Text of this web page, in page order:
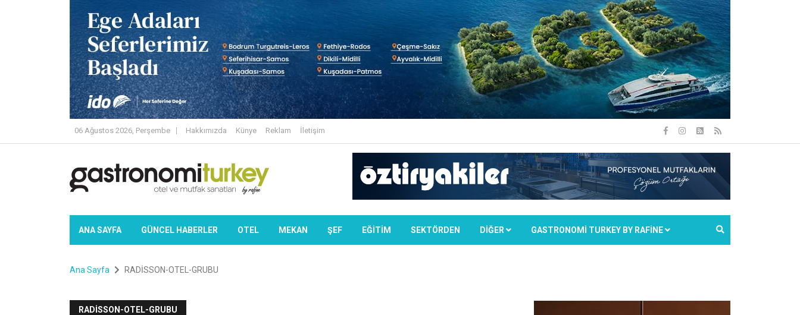
06 Ağustos 2026, Perşembe Hakkımızda Künye Reklam İletişim
ANA SAYFA GÜNCEL HABERLER OTEL MEKAN ŞEF EĞİTİM SEKTÖRDEN DIĞER GASTRONOMİ TURKEY BY RAFİNE
Ana Sayfa RADİSSON-OTEL-GRUBU
RADİSSON-OTEL-GRUBU